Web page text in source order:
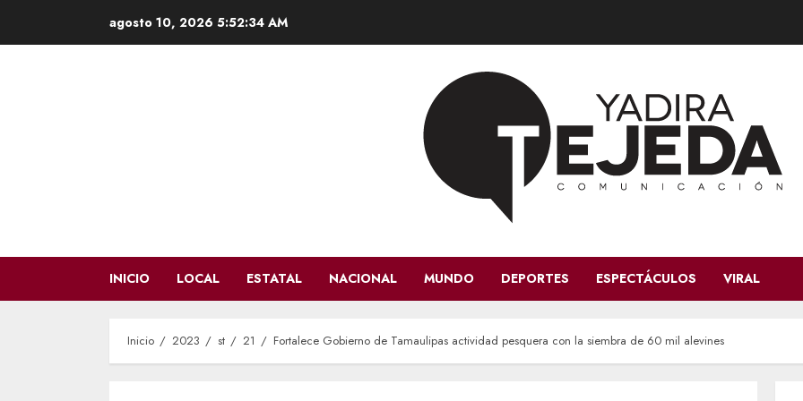
agosto 10, 2026 5:52:35 AM
INICIO LOCAL ESTATAL NACIONAL MUNDO DEPORTES ESPECTÁCULOS VIRAL
Inicio 2023 st 21 Fortalece Gobierno de Tamaulipas actividad pesquera con la siembra de 60 mil alevines